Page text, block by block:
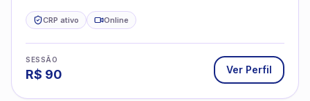
CRP ativo Online
SESSÃO
R$ 90 Ver Perfil